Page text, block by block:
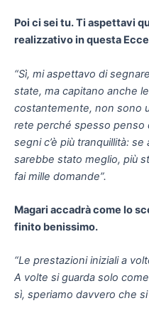
Poi ci sei tu. Ti aspettavi
realizzativo in questa
“Sì, mi aspettavo di
state, ma capitano anche
costantemente, non sono
rete perché spesso penso
segni c’è più tranquillità:
sarebbe stato meglio, più
fai mille domande”.
Magari accadrà come lo
finito benissimo.
“Le prestazioni iniziali a
A volte si guarda solo
sì, speriamo davvero che